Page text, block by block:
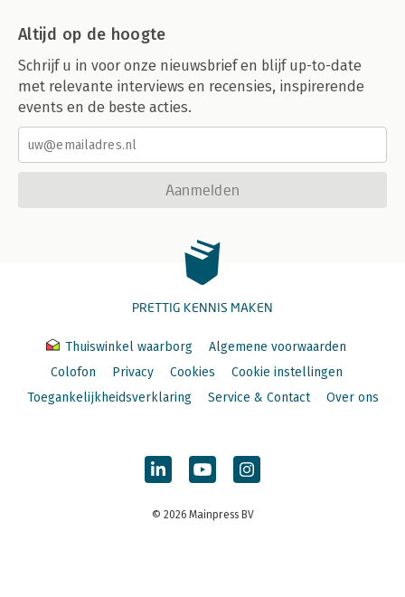
Altijd op de hoogte
Schrijf u in voor onze nieuwsbrief en blijf up-to-date
met relevante interviews en recensies, inspirerende
events en de beste acties.
Aanmelden
PRETTIG KENNIS MAKEN
Thuiswinkel waarborg
Algemene voorwaarden
Colofon
Privacy Cookies
Cookie instellingen
Toegankelijkheidsverklaring
Service & Contact Over ons
© 2026 Mainpress BV